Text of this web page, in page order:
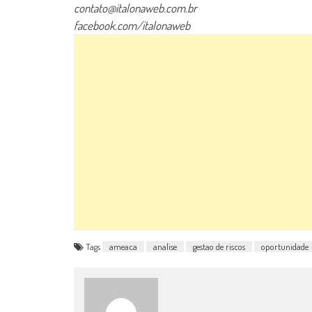
contato@italonaweb.com.br
facebook.com/italonaweb
Tags ameaca analise gestao de riscos oportunidade